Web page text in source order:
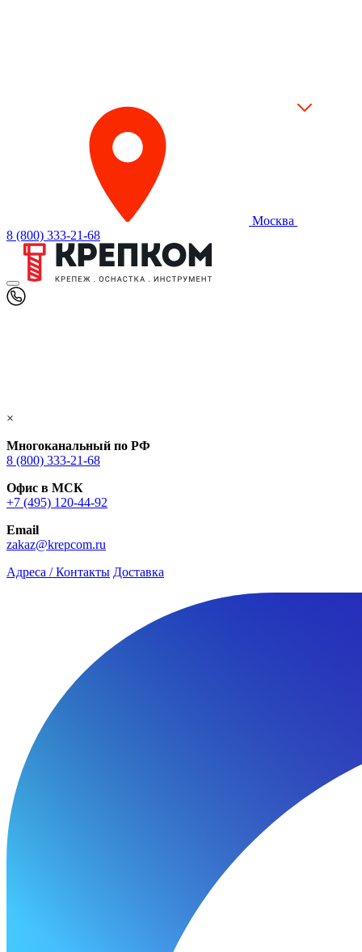
Москва
8 (800) 333-21-68
×
Многоканальный по РФ
8 (800) 333‑21-68
Офис в МСК
+7 (495) 120-44-92
Email
zakaz@krepcom.ru
Адреса / Контакты Доставка